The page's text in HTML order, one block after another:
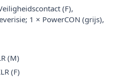
(F),
1 × PowerCON (grijs),
(M)
(F)